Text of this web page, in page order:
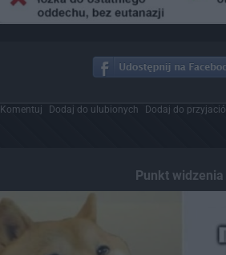
Komentuj Dodaj do ulubionych Dodaj do przyjaciół
Punkt widzenia